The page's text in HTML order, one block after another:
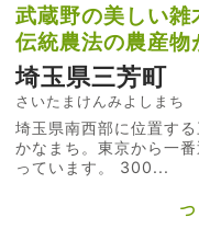
武蔵野の美しい雑
伝統農法の農産物
埼玉県三芳町
さいたまけんみよしまち
埼玉県南西部に位置す
かなまち。東京から一
っています。 300...